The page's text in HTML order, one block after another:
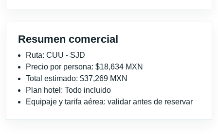
Resumen comercial
Ruta: CUU - SJD
Precio por persona: $18,634 MXN
Total estimado: $37,269 MXN
Plan hotel: Todo incluido
Equipaje y tarifa aérea: validar antes de reservar